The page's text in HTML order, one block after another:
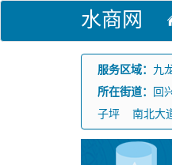
水商网
服务区域： 九
所在街道：
回
子坪
南北大